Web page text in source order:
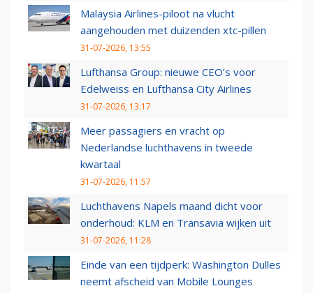
Malaysia Airlines-piloot na vlucht
aangehouden met duizenden xtc-pillen
31-07-2026, 13:55
Lufthansa Group: nieuwe CEO’s voor
Edelweiss en Lufthansa City Airlines
31-07-2026, 13:17
Meer passagiers en vracht op
Nederlandse luchthavens in tweede
kwartaal
31-07-2026, 11:57
Luchthavens Napels maand dicht voor
onderhoud: KLM en Transavia wijken uit
31-07-2026, 11:28
Einde van een tijdperk: Washington Dulles
neemt afscheid van Mobile Lounges